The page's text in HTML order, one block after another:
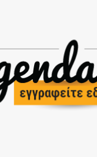
Voodoo
Stavros Parginos:
Συμμετέχει ο